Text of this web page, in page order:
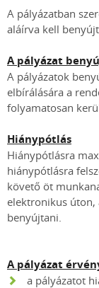
A pályázatban
aláírva kell
A pályázat
A pályázatok
elbírálására a
folyamatosan
Hiánypótlás
Hiánypótlásra
hiánypótlásra
követő öt
elektronikus úton,
benyújtani.
A pályázat
a pályázatot